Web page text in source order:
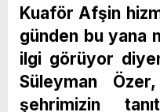
Kuaför Afşin
günden bu yana
ilgi görüyor
Süleyman
şehrimizin